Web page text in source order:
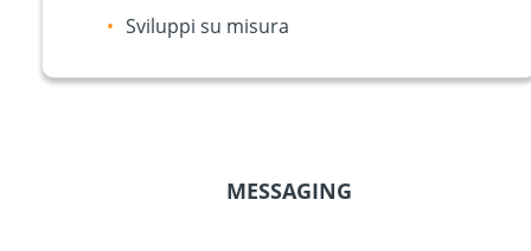
Sviluppi su misura
MESSAGING